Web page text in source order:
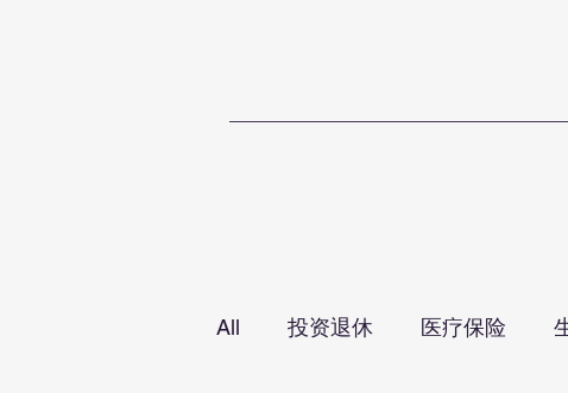
All 投资退休 医疗保险